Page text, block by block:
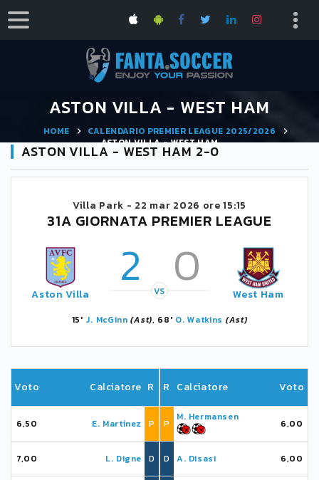
ASTON VILLA - WEST HAM
HOME
CALENDARIO PREMIER LEAGUE 2025/2026
ASTON VILLA - WEST HAM
ASTON VILLA - WEST HAM 2-0
Villa Park - 22 mar 2026 ore 15:15
31A GIORNATA PREMIER LEAGUE
Aston Villa 2 0
VS West Ham
15' J. McGinn (Ast), 68' O. Watkins (Ast)
Voto Calciatore R
6,50 E. Martínez P
7,00 L. Digne D
R Calciatore Voto
P
M. Hermansen
6,00
D A. Disasi 6,00